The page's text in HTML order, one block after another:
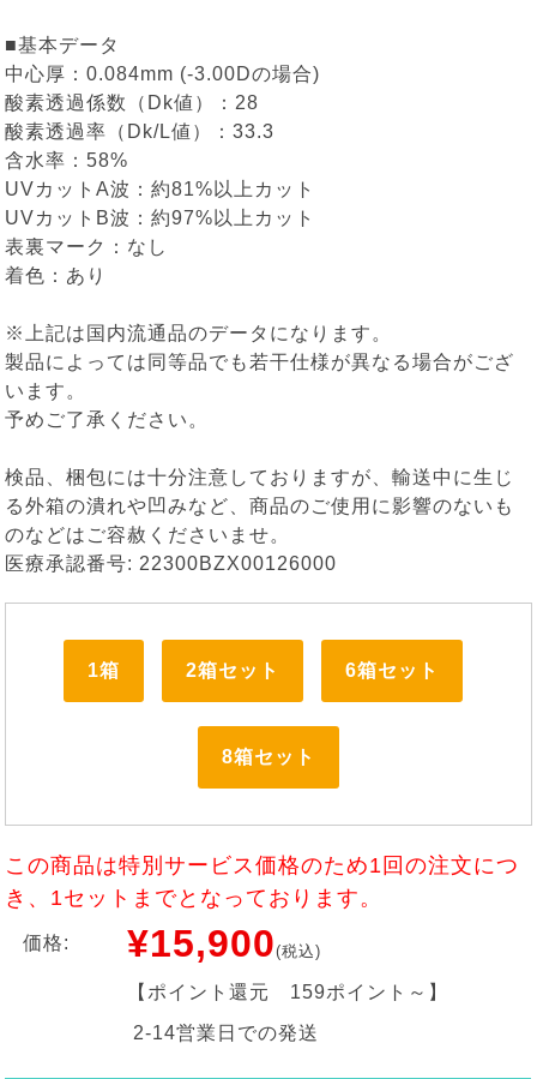
■基本データ
中心厚：0.084mm (-3.00Dの場合)
酸素透過係数（Dk値）：28
酸素透過率（Dk/L値）：33.3
含水率：58%
UVカットA波：約81%以上カット
UVカットB波：約97%以上カット
表裏マーク：なし
着色：あり
※上記は国内流通品のデータになります。
製品によっては同等品でも若干仕様が異なる場合がござ
います。
予めご了承ください。
検品、梱包には十分注意しておりますが、輸送中に生じ
る外箱の潰れや凹みなど、商品のご使用に影響のないも
のなどはご容赦くださいませ。
医療承認番号: 22300BZX00126000
1箱 2箱セット 6箱セット
8箱セット
この商品は特別サービス価格のため1回の注文につ
き、1セットまでとなっております。
価格: ¥15,900(税込)
【ポイント還元 159ポイント～ 】
2-14営業日での発送